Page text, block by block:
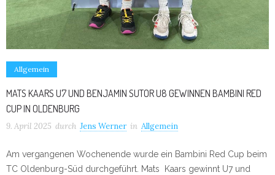
Allgemein
MATS KAARS U7 UND BENJAMIN SUTOR U8 GEWINNEN BAMBINI RED
CUP IN OLDENBURG
9. April 2025 durch Jens Werner in Allgemein
Am vergangenen Wochenende wurde ein Bambini Red Cup beim
TC Oldenburg-Süd durchgeführt. Mats Kaars gewinnt U7 und